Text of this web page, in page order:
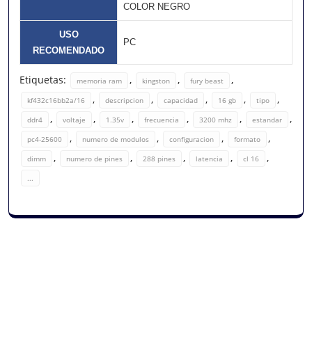
COLOR NEGRO
USO
RECOMENDADO
PC
Etiquetas: memoria ram , kingston , fury beast ,
kf432c16bb2a/16 , descripcion , capacidad , 16 gb , tipo ,
ddr4 , voltaje , 1.35v , frecuencia , 3200 mhz , estandar ,
pc4-25600 , numero de modulos , configuracion , formato ,
dimm , numero de pines , 288 pines , latencia , cl 16 ,